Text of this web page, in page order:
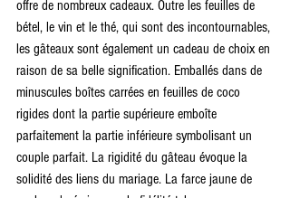
offre de nombreux cadeaux. Outre les feuilles de
bétel, le vin et le thé, qui sont des incontournables,
les gâteaux sont également un cadeau de choix en
raison de sa belle signification. Emballés dans de
minuscules boîtes carrées en feuilles de coco
rigides dont la partie supérieure emboîte
parfaitement la partie inférieure symbolisant un
couple parfait. La rigidité du gâteau évoque la
solidité des liens du mariage. La farce jaune de